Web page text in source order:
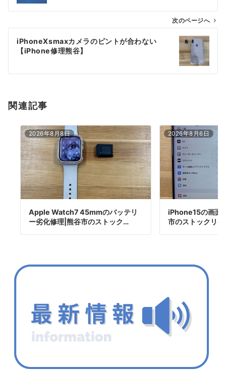
ビ
ン
次のページへ
iPhoneXsmaxカメラのピントが合わない
【iPhone修理熊谷】
関連記事
2026年8月8日
Apple Watch7 45mmのバッテリ
ー劣化修理|熊谷市のストック…
2026年8月6日
iPhone15の画面
市のストックリペ